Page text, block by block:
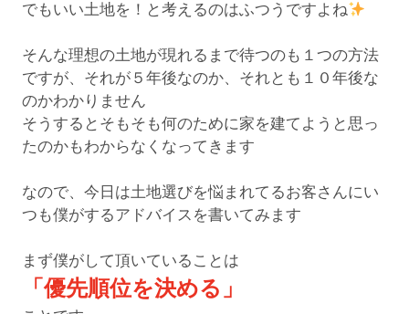
でもいい土地を！と考えるのはふつうですよね
そんな理想の土地が現れるまで待つのも１つの方法
ですが、それが５年後なのか、それとも１０年後な
のかわかりません
そうするとそもそも何のために家を建てようと思っ
たのかもわからなくなってきます
なので、今日は土地選びを悩まれてるお客さんにい
つも僕がするアドバイスを書いてみます
まず僕がして頂いていることは
「優先順位を決める」